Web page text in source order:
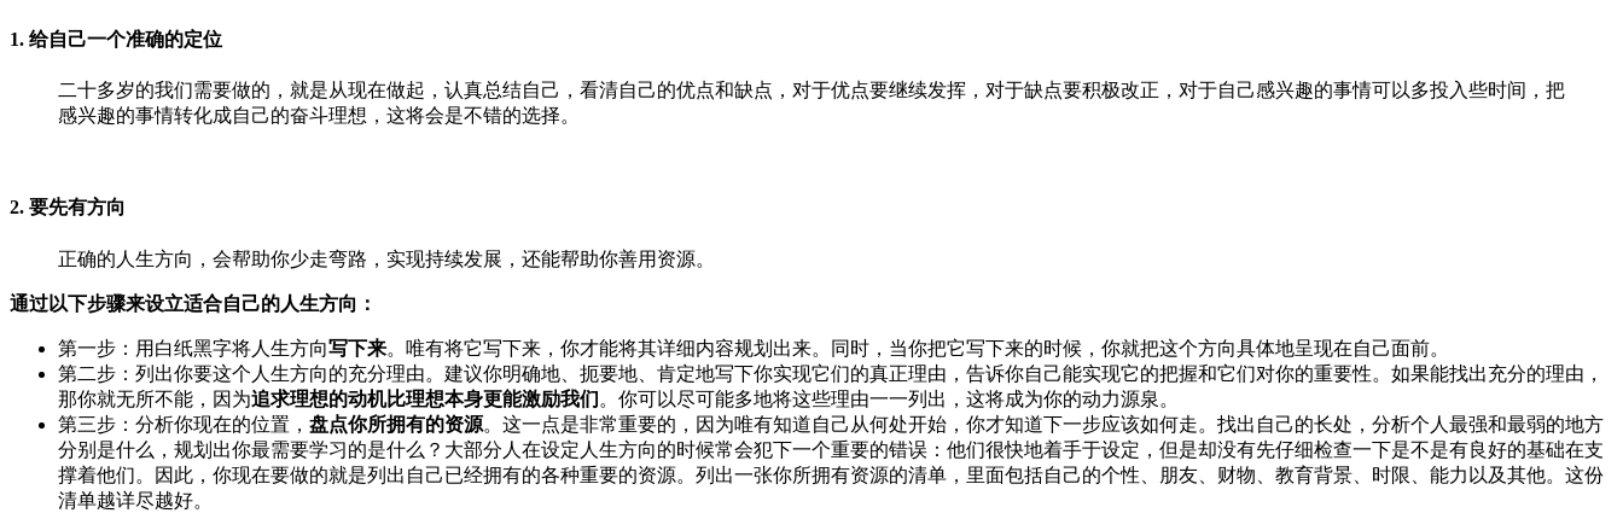
1. 给自己一个准确的定位
二十多岁的我们需要做的，就是从现在做起，认真总结自己，看清自己的优点和缺点，对于优点要继续发挥，对于缺点要积极改正，对于自己感兴趣的事情可以多投入些时间，把
感兴趣的事情转化成自己的奋斗理想，这将会是不错的选择。
2. 要先有方向
正确的人生方向，会帮助你少走弯路，实现持续发展，还能帮助你善用资源。
通过以下步骤来设立适合自己的人生方向：
第一步：用白纸黑字将人生方向写下来。唯有将它写下来，你才能将其详细内容规划出来。同时，当你把它写下来的时候，你就把这个方向具体地呈现在自己面前。
第二步：列出你要这个人生方向的充分理由。建议你明确地、扼要地、肯定地写下你实现它们的真正理由，告诉你自己能实现它的把握和它们对你的重要性。如果能找出充分的理由，
那你就无所不能，因为追求理想的动机比理想本身更能激励我们 。你可以尽可能多地将这些理由一一列出，这将成为你的动力源泉。
第三步：分析你现在的位置， 盘点你所拥有的资源。这一点是非常重要的，因为唯有知道自己从何处开始，你才知道下一步应该如何走。找出自己的长处，分析个人最强和最弱的地方
分别是什么，规划出你最需要学习的是什么？大部分人在设定人生方向的时候常会犯下一个重要的错误：他们很快地着手于设定，但是却没有先仔细检查一下是不是有良好的基础在支
撑着他们。因此，你现在要做的就是列出自己已经拥有的各种重要的资源。列出一张你所拥有资源的清单，里面包括自己的个性、朋友、财物、教育背景、时限、能力以及其他。这份
清单越详尽越好。